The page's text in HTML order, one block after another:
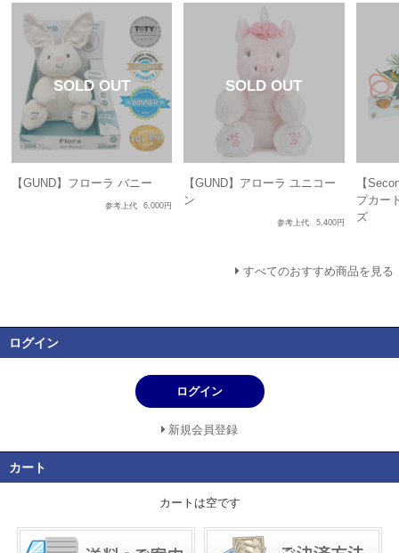
【GUND】フローラ バニー
参考上代 6,000円
【GUND】アローラ ユニコー
ン
参考上代 5,400円
【
プカー
ズ
すべてのおすすめ商品を見る
ログイン
ログイン
新規会員登録
カート
カートは空です